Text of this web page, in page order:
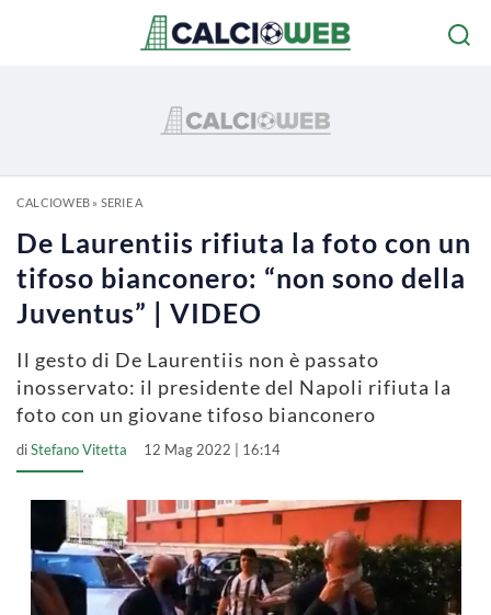
CALCIOWEB» SERIE A
De Laurentiis rifiuta la foto con un
tifoso bianconero: “non sono della
Juventus” | VIDEO
Il gesto di De Laurentiis non è passato
inosservato: il presidente del Napoli rifiuta la
foto con un giovane tifoso bianconero
diStefano Vitetta 12 Mag 2022 | 16:14